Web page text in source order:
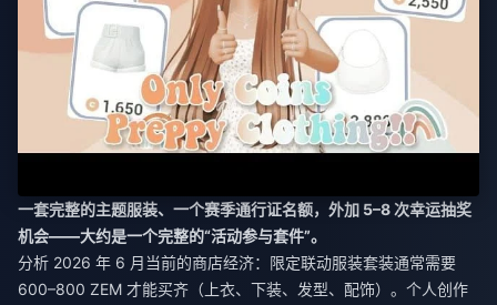
一套完整的主题服装、一个赛季通行证名额，外加 5–8 次幸运抽奖
机会——大约是一个完整的“活动参与套件”。
分析 2026 年 6 月当前的商店经济：限定联动服装套装通常需要
600–800 ZEM 才能买齐（上衣、下装、发型、配饰）。个人创作